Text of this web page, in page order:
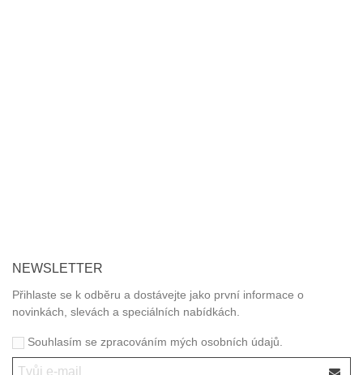
NEWSLETTER
Přihlaste se k odběru a dostávejte jako první informace o
novinkách, slevách a speciálních nabídkách.
Souhlasím se zpracováním mých osobních údajů.